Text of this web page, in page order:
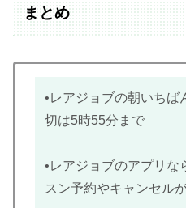
まとめ
•レアジョブの朝いちば
切は5時55分まで
•レアジョブのアプリな
スン予約やキャンセル